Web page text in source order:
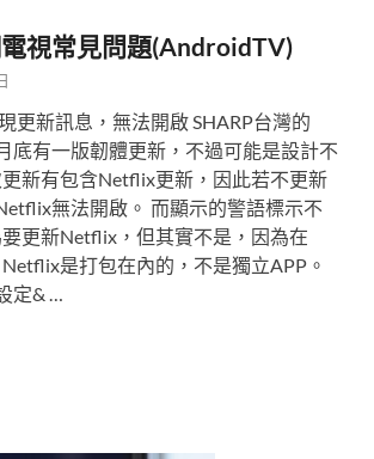
視常見問題(AndroidTV)
更新訊息，無法開啟 SHARP台灣的
底有一版韌體更新，不過可能是設計不
新有包含Netflix更新，因此若不更新
無法開啟。 而顯示的警語標示不
更新Netflix，但其實不是，因為在
是打包在內的，不是獨立APP。
定& …